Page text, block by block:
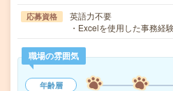
応募資格
英語力不要
・Excelを使用した事務経
職場の雰囲気
年齢層